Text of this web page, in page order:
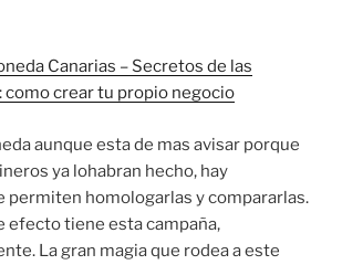
Canarias – Secretos de las
crear tu propio negocio
aunque esta de mas avisar porque
ya lohabran hecho, hay
permiten homologarlas y compararlas.
efecto tiene esta campaña,
La gran magia que rodea a este